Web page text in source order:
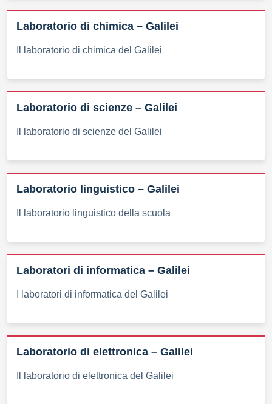
Laboratorio di chimica – Galilei
Il laboratorio di chimica del Galilei
Laboratorio di scienze – Galilei
Il laboratorio di scienze del Galilei
Laboratorio linguistico – Galilei
Il laboratorio linguistico della scuola
Laboratori di informatica – Galilei
I laboratori di informatica del Galilei
Laboratorio di elettronica – Galilei
Il laboratorio di elettronica del Galilei